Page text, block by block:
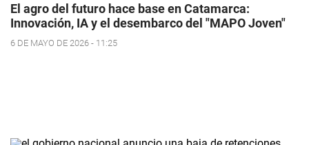
El agro del futuro hace base en Catamarca:
Innovación, IA y el desembarco del "MAPO Joven"
6 DE MAYO DE 2026 - 11:25